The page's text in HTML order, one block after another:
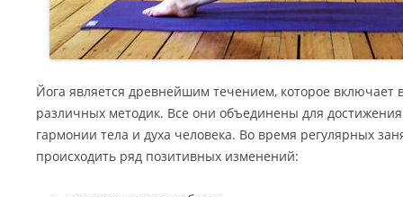
Йога является древнейшим течением, которое включает
различных методик. Все они объединены для
гармонии тела и духа человека. Во время регулярных
происходить ряд позитивных изменений: